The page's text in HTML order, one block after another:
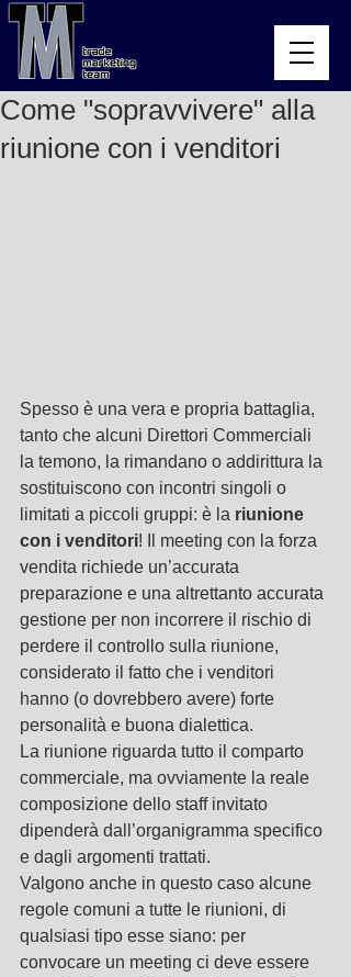
Come "sopravvivere" alla
riunione con i venditori
Spesso è una vera e propria battaglia,
tanto che alcuni Direttori Commerciali
la temono, la rimandano o addirittura la
sostituiscono con incontri singoli o
limitati a piccoli gruppi: è la riunione
con i venditori! Il meeting con la forza
vendita richiede un’accurata
preparazione e una altrettanto accurata
gestione per non incorrere il rischio di
perdere il controllo sulla riunione,
considerato il fatto che i venditori
hanno (o dovrebbero avere) forte
personalità e buona dialettica.
La riunione riguarda tutto il comparto
commerciale, ma ovviamente la reale
composizione dello staff invitato
dipenderà dall’organigramma specifico
e dagli argomenti trattati.
Valgono anche in questo caso alcune
regole comuni a tutte le riunioni, di
qualsiasi tipo esse siano: per
convocare un meeting ci deve essere